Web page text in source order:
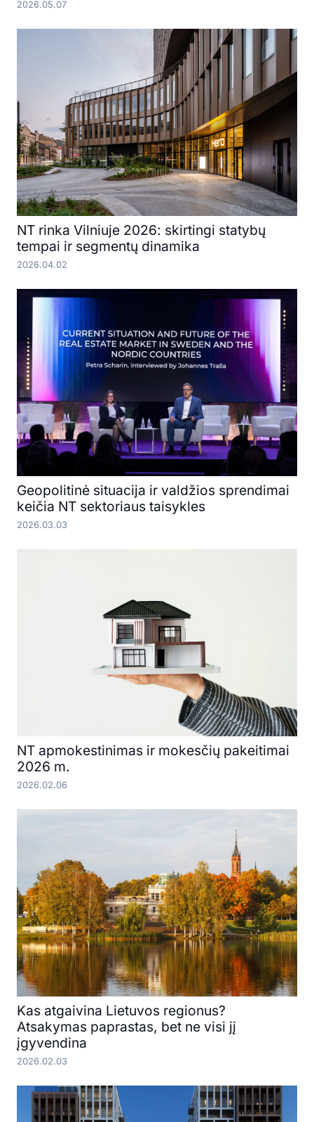
2026.05.07
NT rinka Vilniuje 2026: skirtingi statybų
tempai ir segmentų dinamika
2026.04.02
Geopolitinė situacija ir valdžios sprendimai
keičia NT sektoriaus taisykles
2026.03.03
NT apmokestinimas ir mokesčių pakeitimai
2026 m.
2026.02.06
Kas atgaivina Lietuvos regionus?
Atsakymas paprastas, bet ne visi jį
įgyvendina
2026.02.03